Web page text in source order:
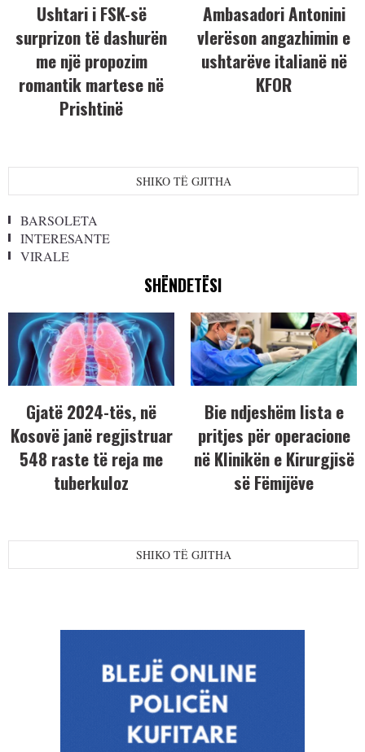
Ushtari i FSK-së
surprizon të dashurën
me një propozim
romantik martese në
Prishtinë
Ambasadori Antonini
vlerëson angazhimin e
ushtarëve italianë në
KFOR
SHIKO TË GJITHA
BARSOLETA
INTERESANTE
VIRALE
SHËNDETËSI
Gjatë 2024-tës, në
Kosovë janë regjistruar
548 raste të reja me
tuberkuloz
Bie ndjeshëm lista e
pritjes për operacione
në Klinikën e Kirurgjisë
së Fëmijëve
SHIKO TË GJITHA